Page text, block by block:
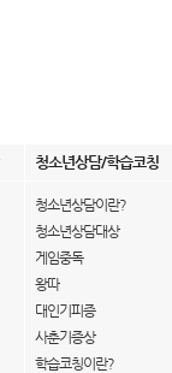
청소년상담/학습코칭
청소년상담이란?
청소년상담대상
게임중독
왕따
대인기피증
사춘기증상
학습코칭이란?